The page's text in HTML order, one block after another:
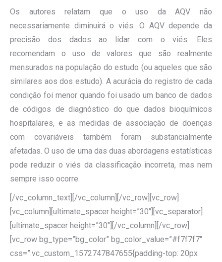
Os autores relatam que o uso da AQV não
necessariamente diminuirá o viés. O AQV depende da
precisão dos dados ao lidar com o viés. Eles
recomendam o uso de valores que são realmente
mensurados na população do estudo (ou aqueles que são
similares aos dos estudo). A acurácia do registro de cada
condição foi menor quando foi usado um banco de dados
de códigos de diagnóstico do que dados bioquímicos
hospitalares, e as medidas de associação de doenças
com covariáveis também foram substancialmente
afetadas. O uso de uma das duas abordagens estatísticas
pode reduzir o viés da classificação incorreta, mas nem
sempre isso ocorre.
[/vc_column_text][/vc_column][/vc_row][vc_row]
[vc_column][ultimate_spacer height=”30″][vc_separator]
[ultimate_spacer height=”30″][/vc_column][/vc_row]
[vc_row bg_type=”bg_color” bg_color_value=”#f7f7f7″
css=”.vc_custom_1572747847655{padding-top: 20px